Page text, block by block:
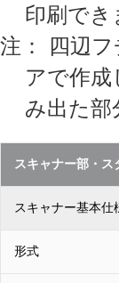
印刷でき
注： 四辺
アで作
み出た部
スキャナー部・
スキャナー基本仕
形式